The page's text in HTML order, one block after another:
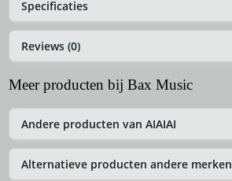
Specificaties
Reviews (0)
Meer producten bij Bax Music
Andere producten van AIAIAI
Alternatieve producten andere merken